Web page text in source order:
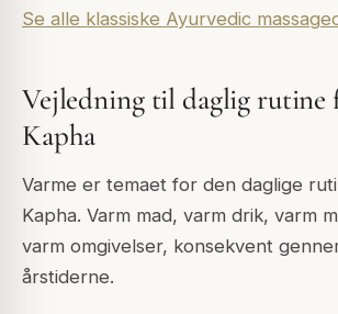
Se alle klassiske Ayurvedic
Vejledning til daglig rutine
Kapha
Varme er temaet for den daglige
Kapha. Varm mad, varm drik, varm
varm omgivelser, konsekvent
årstiderne.